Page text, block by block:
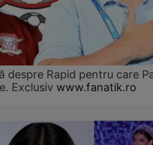
despre Rapid pentru care
Exclusiv www.fanatik.ro